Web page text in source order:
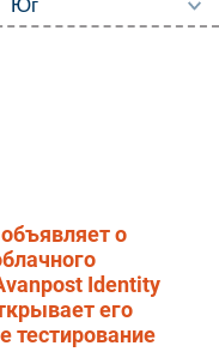
о
Identity
его
тестирование